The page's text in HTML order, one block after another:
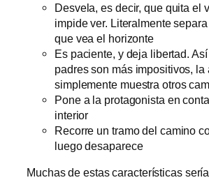
Desvela, es decir, que quita el
impide ver. Literalmente
que vea el horizonte
Es paciente, y deja libertad.
padres son más impositivos, la
simplemente muestra otros
Pone a la protagonista en
interior
Recorre un tramo del camino
luego desaparece
Muchas de estas características